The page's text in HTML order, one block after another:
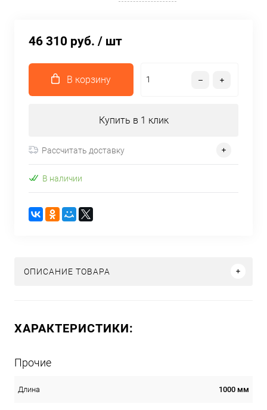
46 310 руб. / шт
В корзину
Купить в 1 клик
Рассчитать доставку
В наличии
ОПИСАНИЕ ТОВАРА
ХАРАКТЕРИСТИКИ:
Прочие
Длина 1000 мм